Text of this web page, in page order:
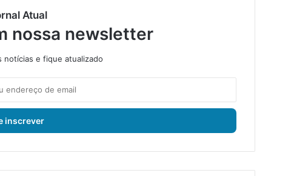
Atual
nossa newsletter
notícias e fique atualizado